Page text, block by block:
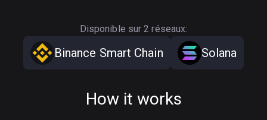
Disponible sur 2 réseaux:
Binance Smart Chain Solana
How it works